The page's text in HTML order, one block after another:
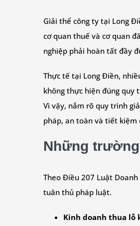
Giải thể công ty tại Long
cơ quan thuế và cơ quan
nghiệp phải hoàn tất đầy
Thực tế tại Long Điền,
không thực hiện đúng quy
Vì vậy, nắm rõ quy trình
pháp, an toàn và tiết kiệm
Những
Theo Điều 207 Luật
tuân thủ pháp luật.
Kinh doanh thua lỗ